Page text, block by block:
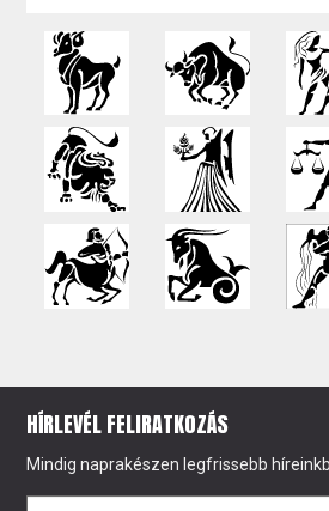
HÍRLEVÉL FELIRATKOZÁS
Mindig naprakészen legfrissebb